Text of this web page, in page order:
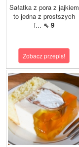
Sałatka z pora z jajkiem
to jedna z prostszych
i... ⇖ 9
Zobacz przepis!